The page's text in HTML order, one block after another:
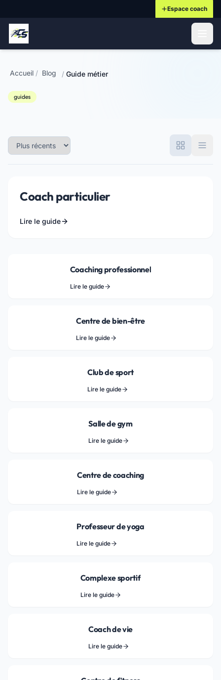
Espace coach
Accueil / Blog / Guide métier
guides
Coach particulier
Lire le guide
Coaching professionnel
Lire le guide
Centre de bien-être
Lire le guide
Club de sport
Lire le guide
Salle de gym
Lire le guide
Centre de coaching
Lire le guide
Professeur de yoga
Lire le guide
Complexe sportif
Lire le guide
Coach de vie
Lire le guide